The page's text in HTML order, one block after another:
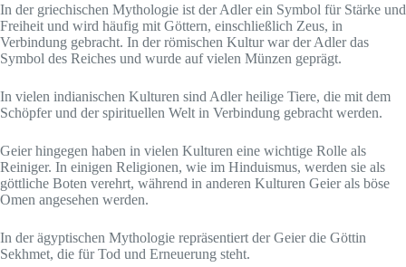
In der griechischen Mythologie ist der Adler ein Symbol für Stärke und
Freiheit und wird häufig mit Göttern, einschließlich Zeus, in
Verbindung gebracht. In der römischen Kultur war der Adler das
Symbol des Reiches und wurde auf vielen Münzen geprägt.
In vielen indianischen Kulturen sind Adler heilige Tiere, die mit dem
Schöpfer und der spirituellen Welt in Verbindung gebracht werden.
Geier hingegen haben in vielen Kulturen eine wichtige Rolle als
Reiniger. In einigen Religionen, wie im Hinduismus, werden sie als
göttliche Boten verehrt, während in anderen Kulturen Geier als böse
Omen angesehen werden.
In der ägyptischen Mythologie repräsentiert der Geier die Göttin
Sekhmet, die für Tod und Erneuerung steht.